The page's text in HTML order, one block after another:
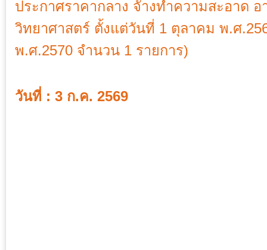
ประกาศราคากลาง จัางทำความสะอาด
วิทยาศาสตร์ ตั้งแต่วันที่ 1 ตุลาคม พ.ศ
พ.ศ.2570 จำนวน 1 รายการ)
วันที่ : 3 ก.ค. 2569